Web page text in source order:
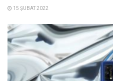
15 ŞUBAT 2022